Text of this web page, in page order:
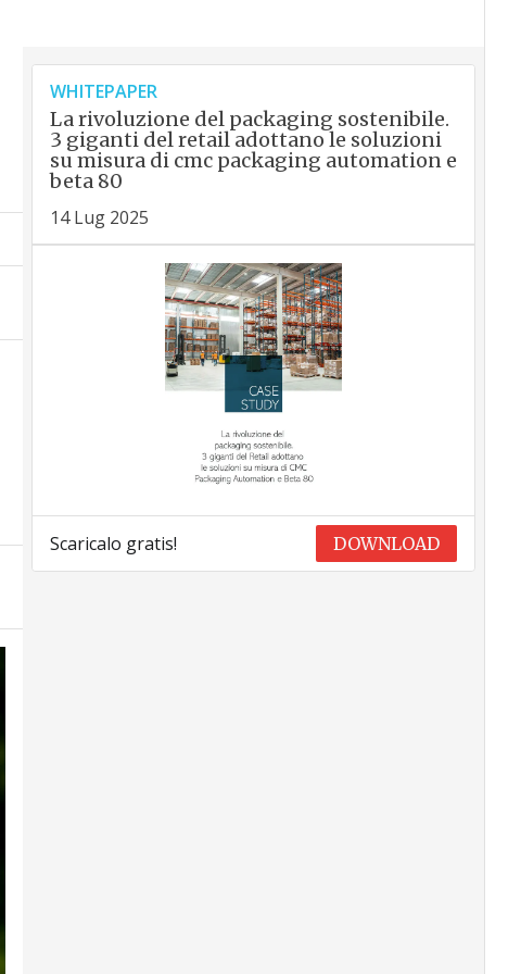
WHITEPAPER
La rivoluzione del packaging sostenibile.
3 giganti del retail adottano le soluzioni
su misura di cmc packaging automation e
beta 80
14 Lug 2025
Scaricalo gratis! DOWNLOAD